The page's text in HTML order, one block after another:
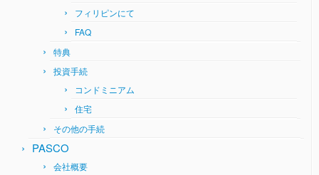
フィリピンにて
FAQ
特典
投資手続
コンドミニアム
住宅
その他の手続
PASCO
会社概要